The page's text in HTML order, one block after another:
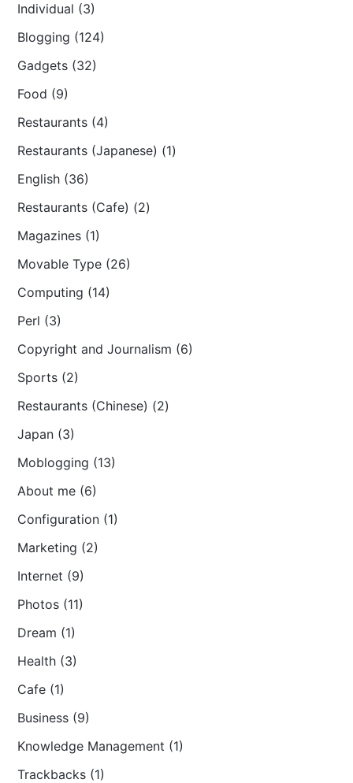
Individual (3)
Blogging (124)
Gadgets (32)
Food (9)
Restaurants (4)
Restaurants (Japanese) (1)
English (36)
Restaurants (Cafe) (2)
Magazines (1)
Movable Type (26)
Computing (14)
Perl (3)
Copyright and Journalism (6)
Sports (2)
Restaurants (Chinese) (2)
Japan (3)
Moblogging (13)
About me (6)
Configuration (1)
Marketing (2)
Internet (9)
Photos (11)
Dream (1)
Health (3)
Cafe (1)
Business (9)
Knowledge Management (1)
Trackbacks (1)